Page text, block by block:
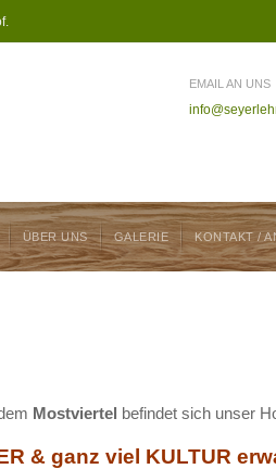
EMAIL AN UNS
ÜBER UNS GALERIE KONTAKT /
Mostviertel befindet sich unser
& ganz viel KULTUR